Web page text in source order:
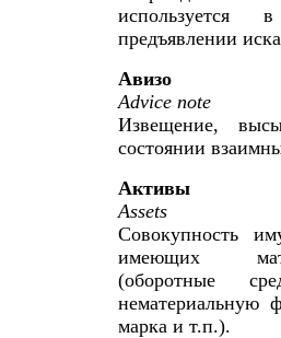
используется
предъявлении
Авизо
Advice note
Извещение,
состоянии
Активы
Assets
Совокупность
имеющих
(оборотные
нематериальную
марка и т.п.).